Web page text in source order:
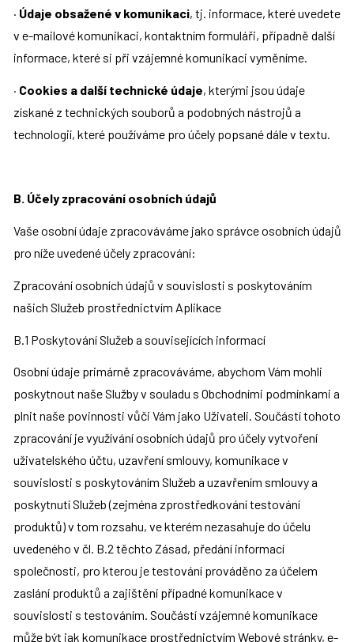
· Údaje obsažené v komunikaci, tj. informace, které uvedete
v e-mailové komunikaci, kontaktním formuláři, případně další
informace, které si při vzájemné komunikaci vyměníme.
· Cookies a další technické údaje, kterými jsou údaje
získané z technických souborů a podobných nástrojů a
technologií, které používáme pro účely popsané dále v textu.
B. Účely zpracování osobních údajů
Vaše osobní údaje zpracováváme jako správce osobních údajů
pro níže uvedené účely zpracování:
Zpracování osobních údajů v souvislosti s poskytováním
našich Služeb prostřednictvím Aplikace
B.1 Poskytování Služeb a souvisejících informací
Osobní údaje primárně zpracováváme, abychom Vám mohli
poskytnout naše Služby v souladu s Obchodními podmínkami a
plnit naše povinnosti vůči Vám jako Uživateli. Součástí tohoto
zpracování je využívání osobních údajů pro účely vytvoření
uživatelského účtu, uzavření smlouvy, komunikace v
souvislosti s poskytováním Služeb a uzavřením smlouvy a
poskytnutí Služeb (zejména zprostředkování testování
produktů) v tom rozsahu, ve kterém nezasahuje do účelu
uvedeného v čl. B.2 těchto Zásad, předání informací
společnosti, pro kterou je testování prováděno za účelem
zaslání produktů a zajištění případné komunikace v
souvislosti s testováním. Součástí vzájemné komunikace
může být jak komunikace prostřednictvím Webové stránky, e-